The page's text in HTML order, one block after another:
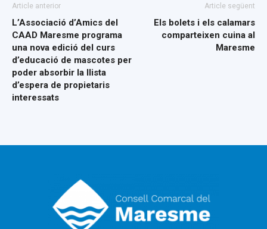
Article anterior
L’Associació d’Amics del
CAAD Maresme programa
una nova edició del curs
d’educació de mascotes per
poder absorbir la llista
d’espera de propietaris
interessats
Article següent
Els bolets i els calamars
comparteixen cuina al
Maresme